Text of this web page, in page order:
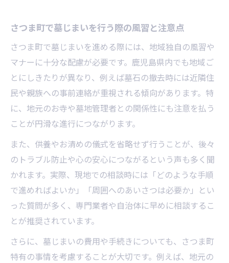
さつま町で墓じまいを行う際の風習と注意点
さつま町で墓じまいを進める際には、地域独自の風習や
マナーに十分な配慮が必要です。鹿児島県内でも地域ご
とにしきたりが異なり、例えば墓石の撤去時には近隣住
民や親族への事前連絡が重視される傾向があります。特
に、地元のお寺や墓地管理者との関係性にも注意を払う
ことが円滑な進行につながります。
また、供養やお清めの儀式を省略せず行うことが、後々
のトラブル防止や心の安心につながるという声も多く聞
かれます。実際、現地での相談時には「どのような手順
で進めればよいか」「周囲へのあいさつは必要か」とい
った質問が多く、専門業者や自治体に早めに相談するこ
とが推奨されています。
さらに、墓じまいの費用や手続きについても、さつま町
特有の事情を考慮することが大切です。例えば、地元の